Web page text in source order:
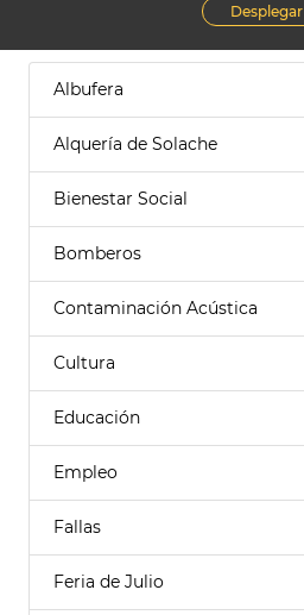
Desplegar
Albufera
Alquería de Solache
Bienestar Social
Bomberos
Contaminación Acústica
Cultura
Educación
Empleo
Fallas
Feria de Julio